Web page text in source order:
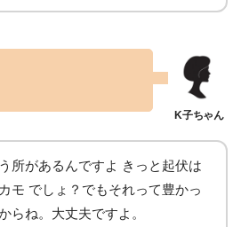
所があるんですよ きっと起伏は
モ でしょ？でもそれって豊かっ
らね。大丈夫ですよ。